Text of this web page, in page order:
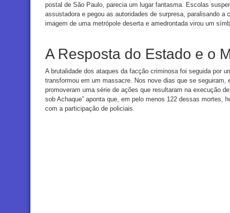
postal de São Paulo, parecia um lugar fantasma. Escolas
assustadora e pegou as autoridades de surpresa, paralisando a
imagem de uma metrópole deserta e amedrontada virou um
A Resposta do Estado e o
A brutalidade dos ataques da facção criminosa foi seguida por
transformou em um massacre. Nos nove dias que se seguiram,
promoveram uma série de ações que resultaram na execução
sob Achaque” aponta que, em pelo menos 122 dessas mortes,
com a participação de policiais.